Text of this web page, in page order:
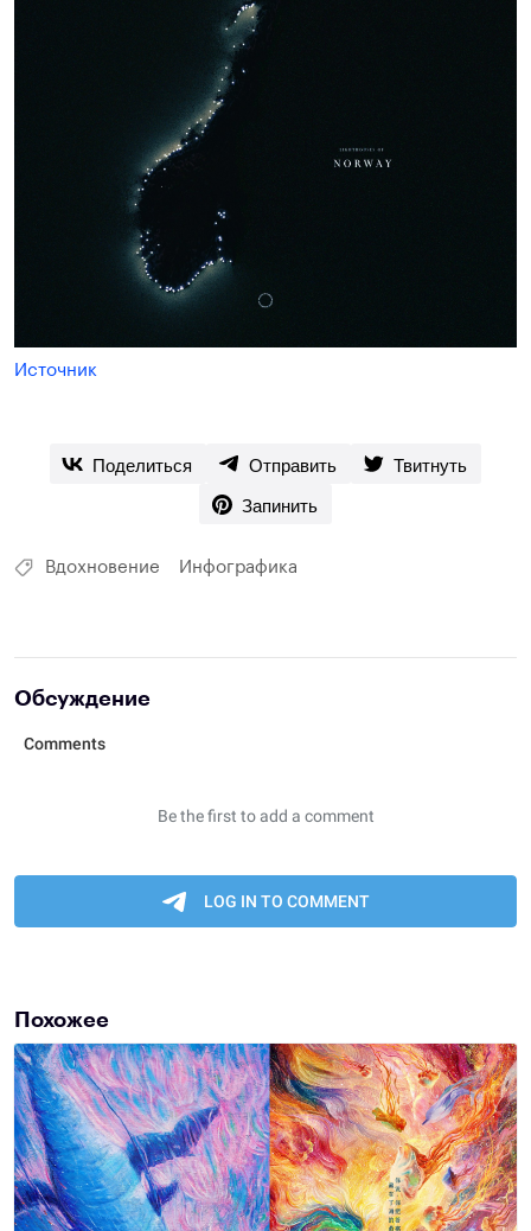
Источник
Поделиться Отправить
Твитнуть
Запинить
Вдохновение Инфографика
Обсуждение
Похожее